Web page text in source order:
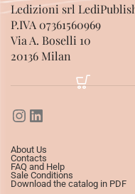
Ledizioni srl
P.IVA 07361560969
Via A. Boselli 10
20136 Milan
About Us
Contacts
FAQ and Help
Sale Conditions
Download the catalog in PDF